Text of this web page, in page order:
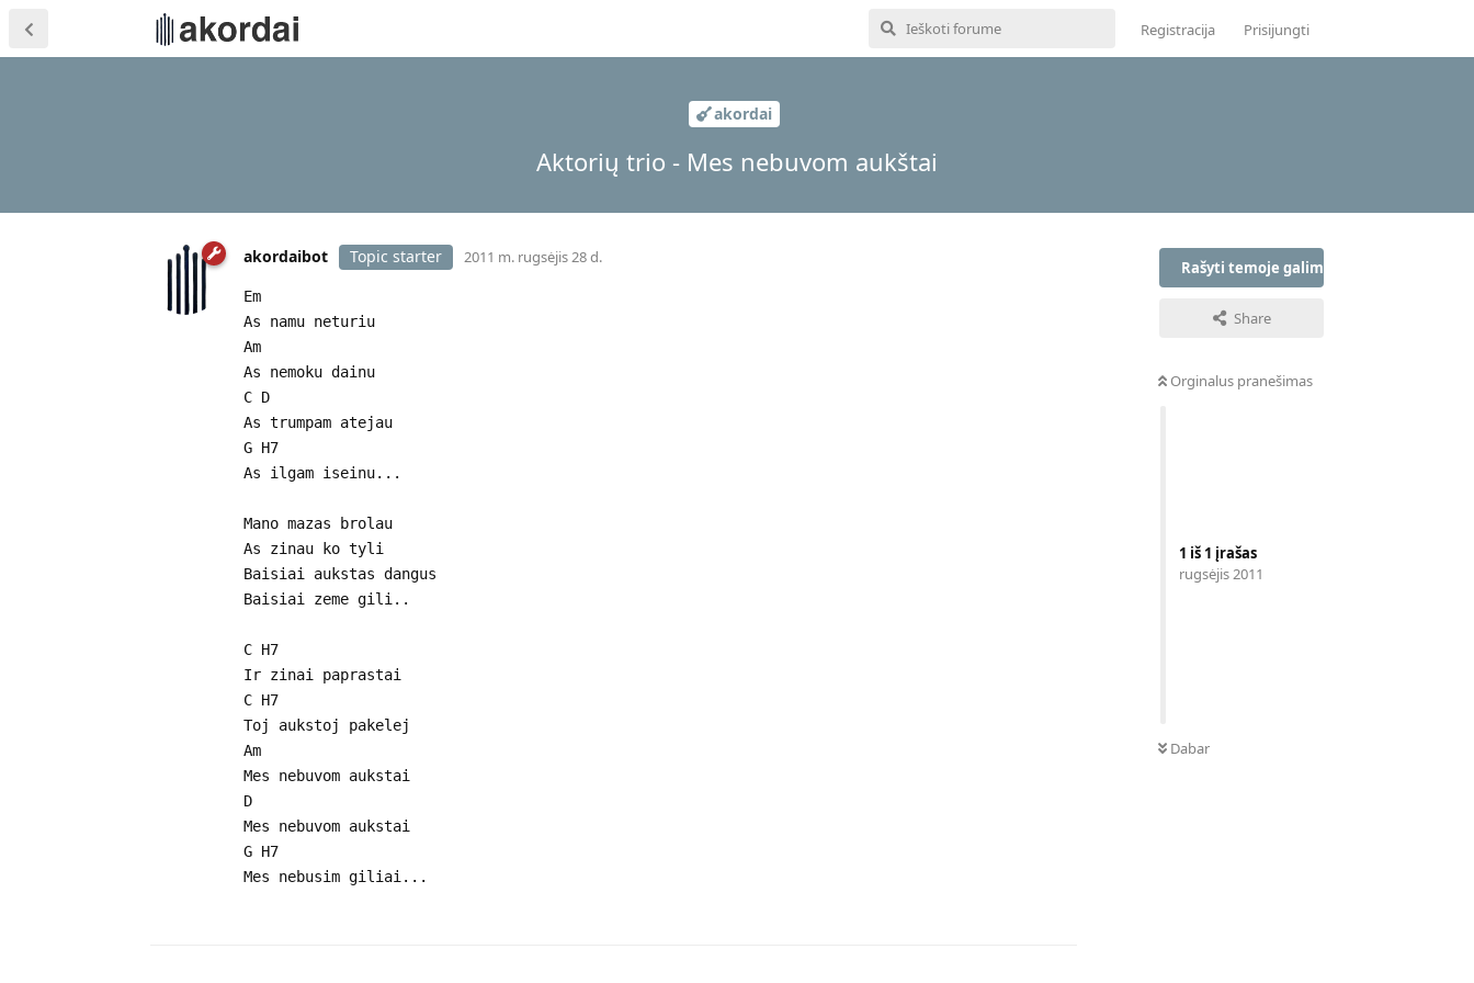
Registracija Prisijungti
akordai
Aktorių trio - Mes nebuvom aukštai
Rašyti temoje galima tik prisijungus
Share
Orginalus pranešimas
1 iš 1 įrašas
rugsėjis 2011
Dabar
akordaibot Topic starter 2011 m. rugsėjis 28 d.
Em
As namu neturiu
Am
As nemoku dainu
C D
As trumpam atejau
G H7
As ilgam iseinu...
Mano mazas brolau
As zinau ko tyli
Baisiai aukstas dangus
Baisiai zeme gili..
C H7
Ir zinai paprastai
C H7
Toj aukstoj pakelej
Am
Mes nebuvom aukstai
D
Mes nebuvom aukstai
G H7
Mes nebusim giliai...